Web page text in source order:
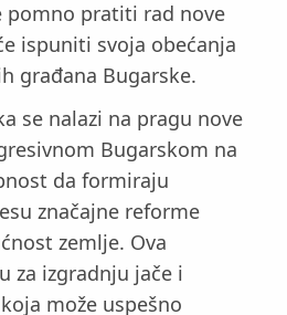
pomno pratiti rad nove
ispuniti svoja obećanja
građana Bugarske.
se nalazi na pragu nove
Bugarskom na
da formiraju
značajne reforme
zemlje. Ova
za izgradnju jače i
može uspešno